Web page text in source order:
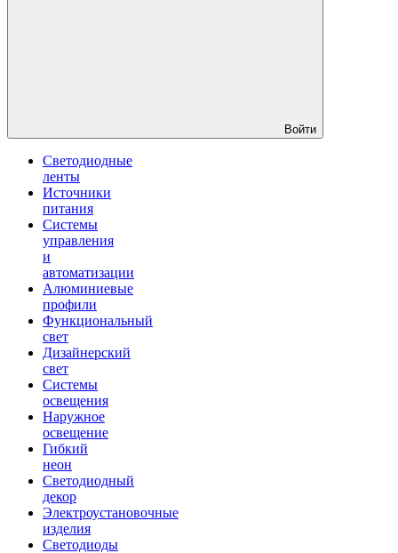
Войти
Светодиодные
ленты
Источники
питания
Системы
управления
и
автоматизации
Алюминиевые
профили
Функциональный
свет
Дизайнерский
свет
Системы
освещения
Наружное
освещение
Гибкий
неон
Светодиодный
декор
Электроустановочные
изделия
Светодиоды